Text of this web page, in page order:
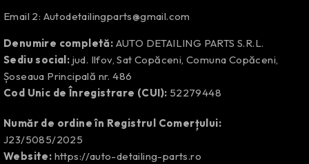
Email 2: Autodetailingparts@gmail.com
Denumire completă: AUTO DETAILING PARTS S.R.L.
Sediu social: jud. Ilfov, Sat Copăceni, Comuna Copăceni,
Șoseaua Principală nr. 486
Cod Unic de Înregistrare (CUI): 52279448
Număr de ordine în Registrul Comerțului:
J23/5085/2025
Website: https://auto-detailing-parts.ro